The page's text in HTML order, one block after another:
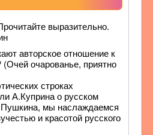
выразительно.
авторское отношение к
(Очей очарованье, приятно
строках
А.Куприна о русском
Пушкина, мы наслаждаемся
и красотой русского